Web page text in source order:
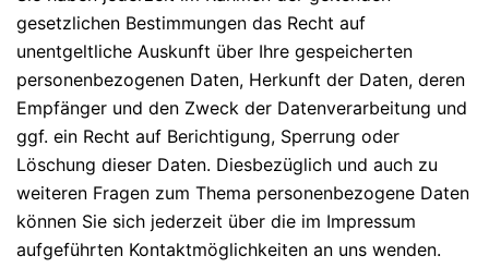
gesetzlichen Bestimmungen das Recht auf
unentgeltliche Auskunft über Ihre gespeicherten
personenbezogenen Daten, Herkunft der Daten, deren
Empfänger und den Zweck der Datenverarbeitung und
ggf. ein Recht auf Berichtigung, Sperrung oder
Löschung dieser Daten. Diesbezüglich und auch zu
weiteren Fragen zum Thema personenbezogene Daten
können Sie sich jederzeit über die im Impressum
aufgeführten Kontaktmöglichkeiten an uns wenden.